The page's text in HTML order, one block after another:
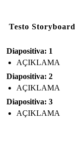
Testo Storyboard
Diapositiva: 1
AÇIKLAMA
Diapositiva: 2
AÇIKLAMA
Diapositiva: 3
AÇIKLAMA